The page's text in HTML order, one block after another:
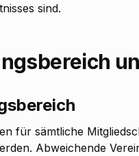
sind.
für sämtliche
Abweichende